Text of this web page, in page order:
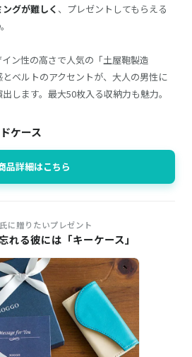
グが難しく 、プレゼントしてもらえる
ン性の高さで人気の「土屋鞄製造
ベルトのアクセントが、大人の男性に
します。最大50枚入る収納力も魅力。
ケース
品詳細はこちら
に贈りたいプレゼント
れる彼には「キーケース」